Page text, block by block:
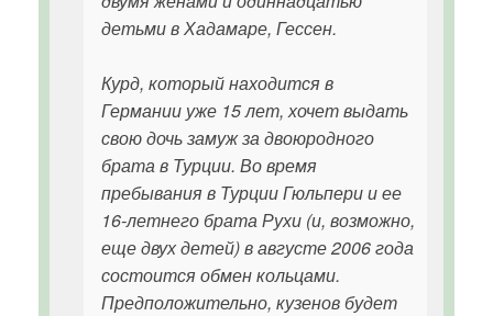
детьми в Хадамаре, Гессен.
Курд, который находится в
Германии уже 15 лет, хочет выдать
свою дочь замуж за двоюродного
брата в Турции. Во время
пребывания в Турции Гюльпери и ее
16-летнего брата Рухи (и, возможно,
еще двух детей) в августе 2006 года
состоится обмен кольцами.
Предположительно, кузенов будет